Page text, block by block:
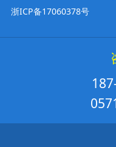
浙ICP备17060378号
杭州王